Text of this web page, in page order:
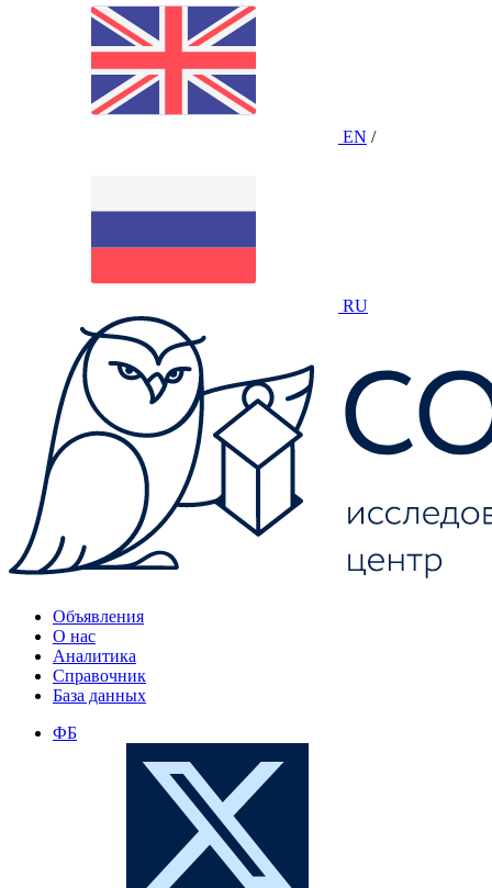
EN /
RU
Объявления
О нас
Аналитика
Справочник
База данных
ФБ